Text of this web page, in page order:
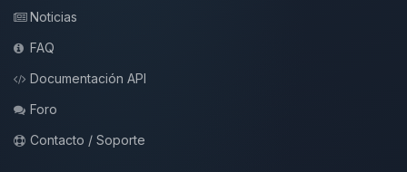
Noticias
FAQ
Documentación API
Foro
Contacto / Soporte